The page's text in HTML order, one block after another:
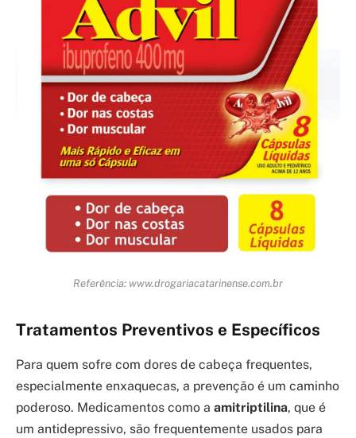
Referência: www.drogariacatarinense.com.br
Tratamentos Preventivos e Específicos
Para quem sofre com dores de cabeça frequentes,
especialmente enxaquecas, a prevenção é um caminho
poderoso. Medicamentos como a amitriptilina, que é
um antidepressivo, são frequentemente usados para